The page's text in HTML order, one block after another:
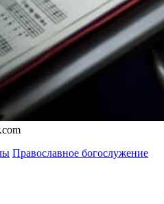
Православное богослужение